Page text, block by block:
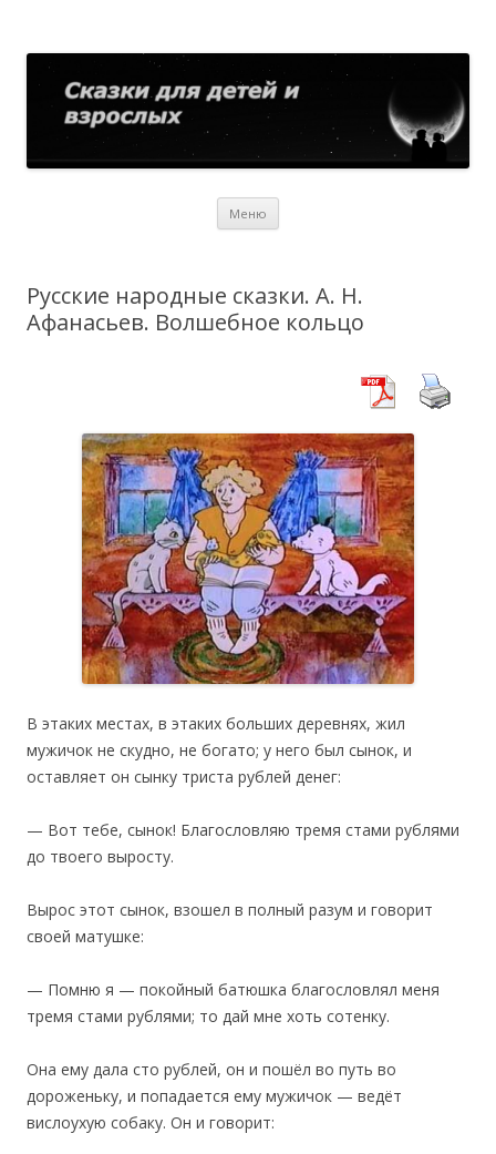
Меню
Русские народные сказки. А. Н.
Афанасьев. Волшебное кольцо
В этаких местах, в этаких больших деревнях, жил
мужичок не скудно, не богато; у него был сынок, и
оставляет он сынку триста рублей денег:
— Вот тебе, сынок! Благословляю тремя стами рублями
до твоего выросту.
Вырос этот сынок, взошел в полный разум и говорит
своей матушке:
— Помню я — покойный батюшка благословлял меня
тремя стами рублями; то дай мне хоть сотенку.
Она ему дала сто рублей, он и пошёл во путь во
дороженьку, и попадается ему мужичок — ведёт
вислоухую собаку. Он и говорит: